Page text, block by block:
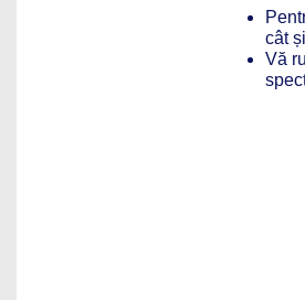
cât
Vă